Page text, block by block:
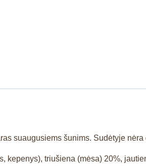
suaugusiems šunims. Sudėtyje
kepenys), triušiena (mėsa) 20%,